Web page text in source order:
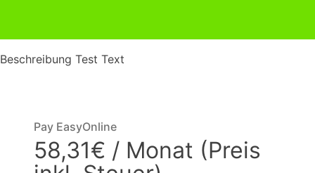
Beschreibung Test Text
Pay EasyOnline
58,31€ / Monat (Preis